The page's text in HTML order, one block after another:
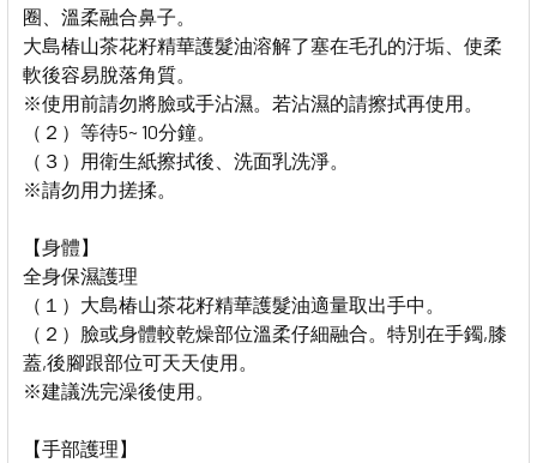
圈、溫柔融合鼻子。
大島椿山茶花籽精華護髮油溶解了塞在毛孔的汙垢、使柔
軟後容易脫落角質。
※使用前請勿將臉或手沾濕。若沾濕的請擦拭再使用。
（２）等待5~ 10分鐘。
（３）用衛生紙擦拭後、洗面乳洗淨。
※請勿用力搓揉。
【身體】
全身保濕護理
（１）大島椿山茶花籽精華護髮油適量取出手中。
（２）臉或身體較乾燥部位溫柔仔細融合。特別在手鐲,膝
蓋,後腳跟部位可天天使用。
※建議洗完澡後使用。
【手部護理】